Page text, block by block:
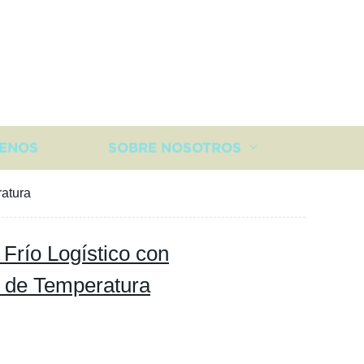
SOBRE NOSOTROS
Logístico con
Temperatura